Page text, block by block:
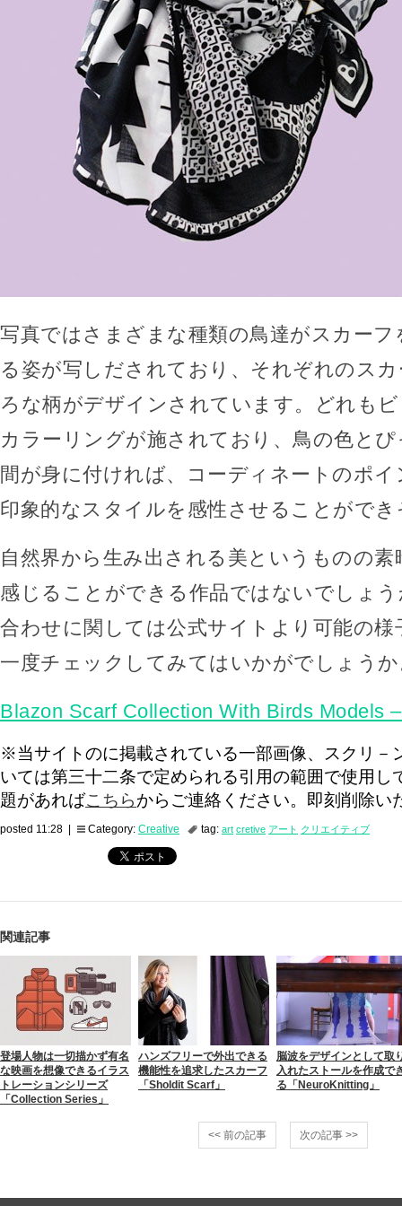
写真ではさまざまな種類の鳥達がスカー
る姿が写しだされており、それぞれのス
ろな柄がデザインされています。どれも
カラーリングが施されており、鳥の色と
間が身に付ければ、コーディネートのポ
印象的なスタイルを感性させることがで
自然界から生み出される美というものの
感じることができる作品ではないでしょ
合わせに関しては公式サイトより可能の様
一度チェックしてみてはいかがでしょう
Blazon Scarf Collection With Birds Models
※当サイトのに掲載されている一部画像、スクリ－
いては第三十二条で定められる引用の範囲で使用し
題があればこちらからご連絡ください。即刻削除い
posted 11:28 | Category: Creative tag: art cretive アート クリエイティブ
関連記事
登場人物は一切描かず有名
な映画を想像できるイラス
トレーションシリーズ
「Collection Series」
ハンズフリーで外出できる
機能性を追求したスカーフ
「Sholdit Scarf」
脳波をデザインとして取
入れたストールを作成で
る「NeuroKnitting」
<< 前の記事 次の記事 >>